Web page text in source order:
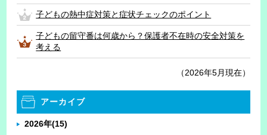
子どもの熱中症対策と症状チェックのポイント
子どもの留守番は何歳から？保護者不在時の安全対策を
考える
（2026年5月現在）
アーカイブ
2026年(15)